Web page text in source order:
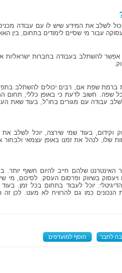
לשלב את המידע שיש לו עם עבודה
עבור מי שסיים לימודים בתחום, בין
להשתלב בעבודה בחברות ישראליות
ברמת שפת אם, רבים יכולים להשתלב
חשוב לדעת כי באופן כללי, תחום
עבודה עם מגורים בחו"ל, בעוד שאת
וקידום, בעוד שמי שירצה, יוכל לשלב
שלו, לנהל את זמנו באופן עצמאי
האינטרנט שלהם חייב להיום חשוף
בשיווק ופרסום העסק. לסיכום, מי
הדיגיטלי: יוכל לעבוד בתחום בכל זמן.
הנכונים כמו גם להרוויח לא מעט. לכן
לחבר הוסף למועדפים